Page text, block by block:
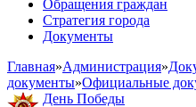
Обращения граждан
Стратегия города
Документы
Главная»Администрация»
документы»Официальные
День Победы